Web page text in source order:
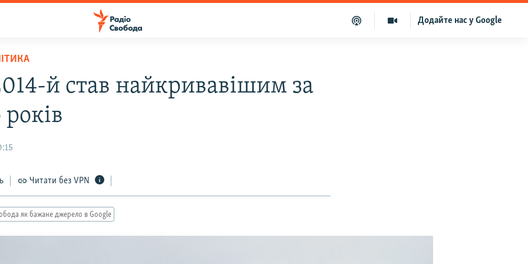
Додайте нас у Google
й став найкривавішим за
років
Читати без VPN
як бажане джерело в Google